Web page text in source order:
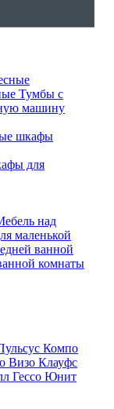
Тумбы с
машину
шкафы
для
над
маленькой
ванной
комнаты
Компо
Визо Клауфс
Гессо Юнит